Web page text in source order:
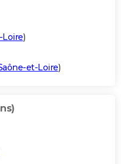
Loire)
et-Loire)